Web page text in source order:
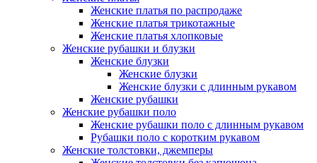
Женские платья по распродаже
Женские платья трикотажные
Женские платья хлопковые
Женские рубашки и блузки
Женские блузки
Женские блузки
Женские блузки с длинным рукавом
Женские рубашки
Женские рубашки поло
Женские рубашки поло с длинным рукавом
Рубашки поло с коротким рукавом
Женские толстовки, джемперы